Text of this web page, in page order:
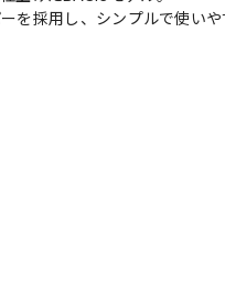
を採用し、シンプルで使い